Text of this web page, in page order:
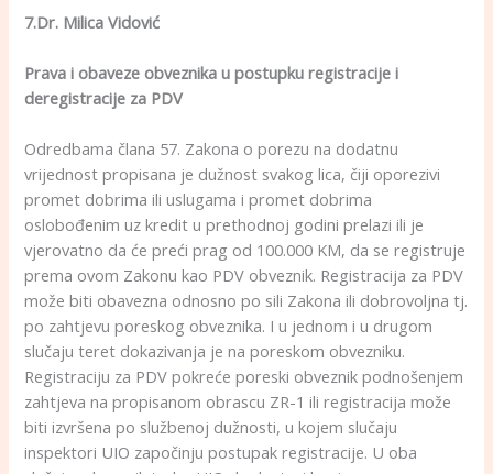
7.Dr. Milica Vidović
Prava i obaveze obveznika u postupku registracije i
deregistracije za PDV
Odredbama člana 57. Zakona o porezu na dodatnu
vrijednost propisana je dužnost svakog lica, čiji oporezivi
promet dobrima ili uslugama i promet dobrima
oslobođenim uz kredit u prethodnoj godini prelazi ili je
vjerovatno da će preći prag od 100.000 KM, da se registruje
prema ovom Zakonu kao PDV obveznik. Registracija za PDV
može biti obavezna odnosno po sili Zakona ili dobrovoljna tj.
po zahtjevu poreskog obveznika. I u jednom i u drugom
slučaju teret dokazivanja je na poreskom obvezniku.
Registraciju za PDV pokreće poreski obveznik podnošenjem
zahtjeva na propisanom obrascu ZR-1 ili registracija može
biti izvršena po službenoj dužnosti, u kojem slučaju
inspektori UIO započinju postupak registracije. U oba